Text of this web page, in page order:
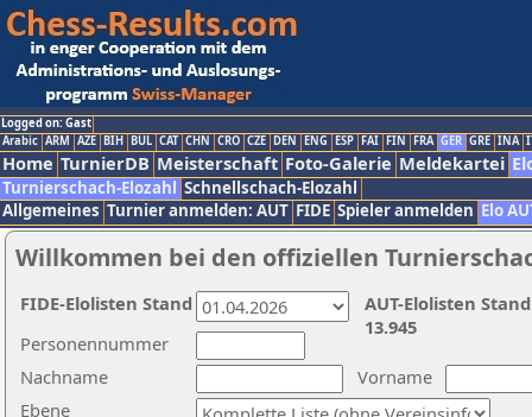
Logged on: Gast
Arabic ARM AZE BIH BUL CAT CHN CRO CZE DEN ENG ESP FAI FIN FRA GER GRE INA
Home TurnierDB Meisterschaft Foto-Galerie Meldekartei
Turnierschach-Elozahl Schnellschach-Elozahl
Allgemeines Turnier anmelden: AUT FIDE Spieler anmelden Elo
Willkommen bei den offiziellen
Nachname
Vorname
Ebene
Personennummer
AUT-Elolisten
13.945
FIDE-Elolisten Stand